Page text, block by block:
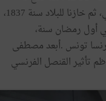
الأبواب على مصرعيها، ليترأس أعلى المناصب في الإيالة التونسية، فأصبح أميرا بالجيش التونسي، ثم خازنا للبلاد سنة 1837،
أول رمضان سنة،
وبعد ثلاث سنوات احتلت فرنسا تونس .أبعد مصطفى
تأثير القنصل الفرنسي